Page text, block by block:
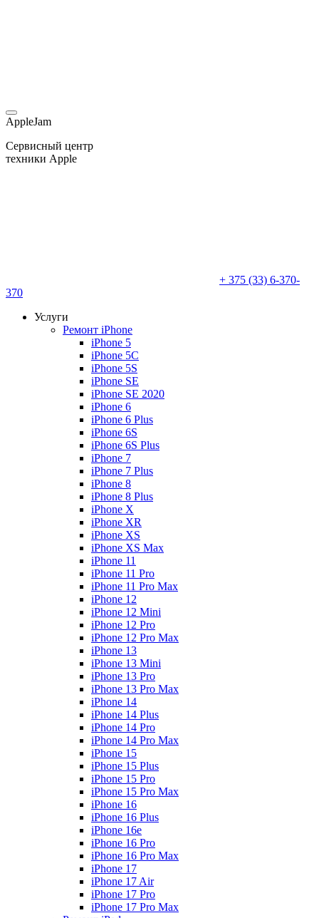
AppleJam
Сервисный центр
техники Apple
+ 375 (33) 6-370-
370
Услуги
Ремонт iPhone
iPhone 5
iPhone 5C
iPhone 5S
iPhone SE
iPhone SE 2020
iPhone 6
iPhone 6 Plus
iPhone 6S
iPhone 6S Plus
iPhone 7
iPhone 7 Plus
iPhone 8
iPhone 8 Plus
iPhone X
iPhone XR
iPhone XS
iPhone XS Max
iPhone 11
iPhone 11 Pro
iPhone 11 Pro Max
iPhone 12
iPhone 12 Mini
iPhone 12 Pro
iPhone 12 Pro Max
iPhone 13
iPhone 13 Mini
iPhone 13 Pro
iPhone 13 Pro Max
iPhone 14
iPhone 14 Plus
iPhone 14 Pro
iPhone 14 Pro Max
iPhone 15
iPhone 15 Plus
iPhone 15 Pro
iPhone 15 Pro Max
iPhone 16
iPhone 16 Plus
iPhone 16e
iPhone 16 Pro
iPhone 16 Pro Max
iPhone 17
iPhone 17 Air
iPhone 17 Pro
iPhone 17 Pro Max